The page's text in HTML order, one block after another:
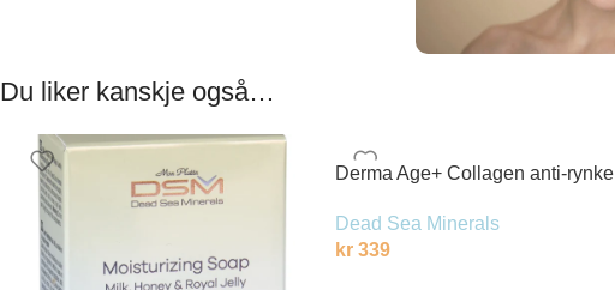
Du liker kanskje også…
Derma Age+ Collagen anti-rynke
Dead Sea Minerals
kr339